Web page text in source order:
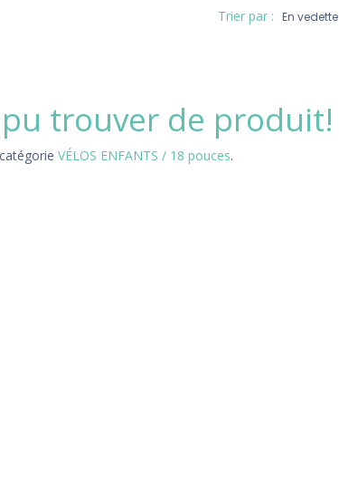
Trier par : En vedette
pu trouver de produit!
VÉLOS ENFANTS / 18 pouces.